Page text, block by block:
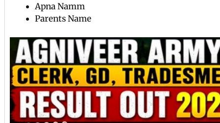
Apna Namm
Parents Name